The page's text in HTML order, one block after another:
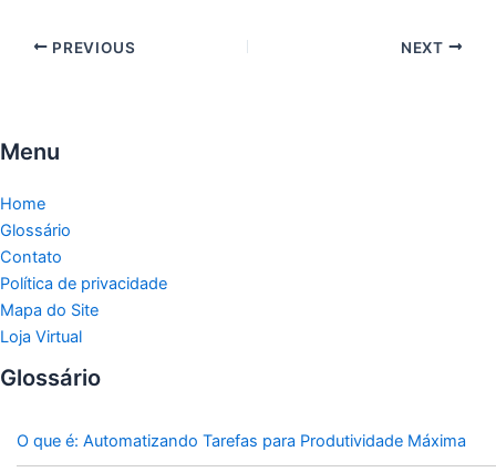
PREVIOUS NEXT
Menu
Home
Glossário
Contato
Política de privacidade
Mapa do Site
Loja Virtual
Glossário
O que é: Automatizando Tarefas para Produtividade Máxima